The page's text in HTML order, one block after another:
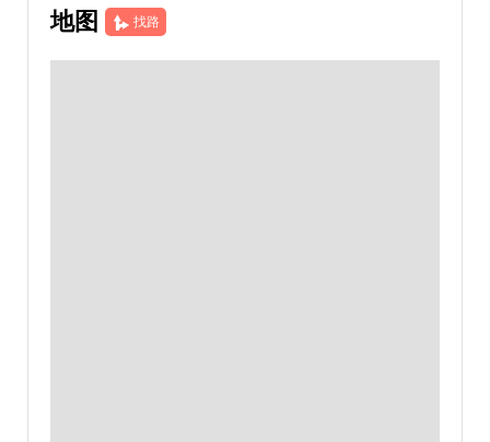
地图 找路